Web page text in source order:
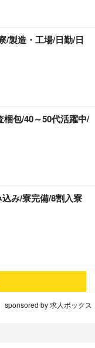
/製造・工場/日勤/日
包/40～50代活躍中/
み/寮完備/8割入寮
sponsored by 求人ボックス